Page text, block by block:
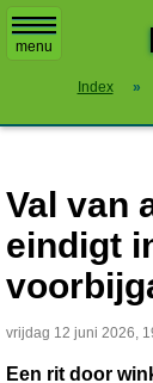
menu
Index »
Val van
eindigt
vrijdag 12 juni 2026,
Een rit door